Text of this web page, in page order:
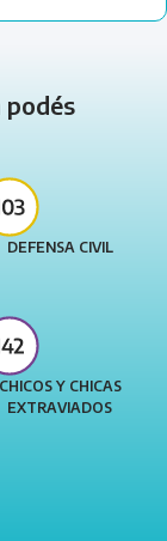
podés
DEFENSA CIVIL
CHICOS Y CHICAS
EXTRAVIADOS